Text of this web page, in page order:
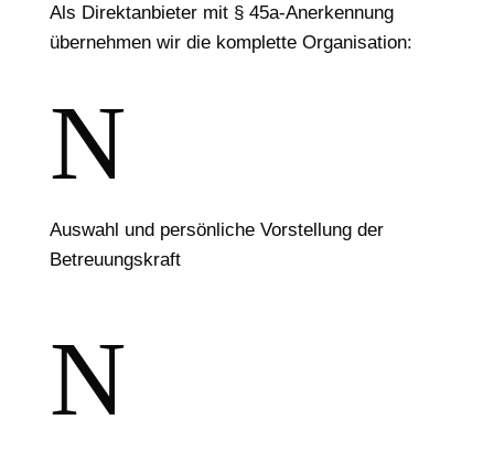
Als Direktanbieter mit § 45a-Anerkennung
übernehmen wir die komplette Organisation:
N
Auswahl und persönliche Vorstellung der
Betreuungskraft
N